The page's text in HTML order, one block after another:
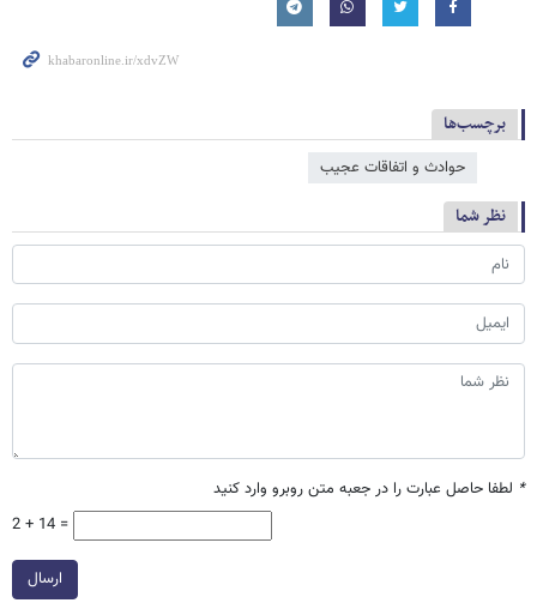
برچسب‌ها
حوادث و اتفاقات عجیب
نظر شما
* لطفا حاصل عبارت را در جعبه متن روبرو وارد کنید
2 + 14 =
ارسال